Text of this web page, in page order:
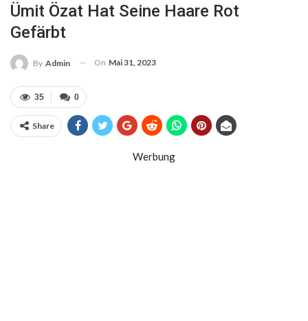
Ümit Özat Hat Seine Haare Rot
Gefärbt
By Admin On Mai 31, 2023
0
35
Share
Werbung